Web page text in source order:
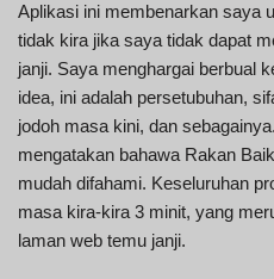
Aplikasi ini membenarkan saya
tidak kira jika saya tidak dapat
janji. Saya menghargai berbual
idea, ini adalah persetubuhan,
jodoh masa kini, dan
mengatakan bahawa Rakan
mudah difahami. Keseluruhan
masa kira-kira 3 minit, yang
laman web temu janji.